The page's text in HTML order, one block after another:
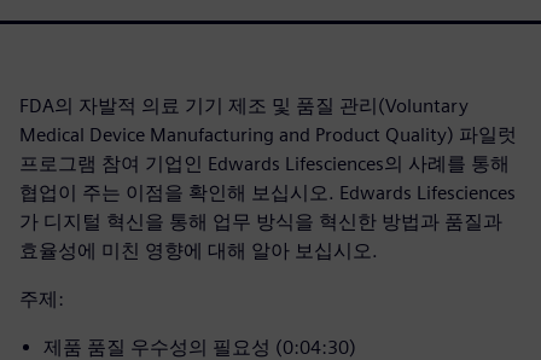
FDA의 자발적 의료 기기 제조 및 품질 관리(Voluntary
Medical Device Manufacturing and Product Quality) 파일럿
프로그램 참여 기업인 Edwards Lifesciences의 사례를 통해
협업이 주는 이점을 확인해 보십시오. Edwards Lifesciences
가 디지털 혁신을 통해 업무 방식을 혁신한 방법과 품질과
효율성에 미친 영향에 대해 알아 보십시오.
주제:
제품 품질 우수성의 필요성 (0:04:30)